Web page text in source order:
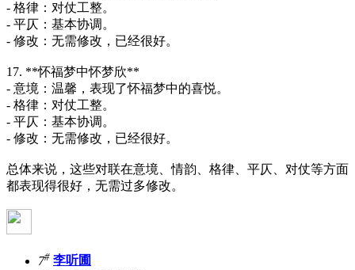
- 格律：对仗工整。
- 平仄：基本协调。
- 修改：无需修改，已经很好。
17. **怀福梦中怀梦欣**
- 意境：温馨，表现了怀福梦中的喜悦。
- 格律：对仗工整。
- 平仄：基本协调。
- 修改：无需修改，已经很好。
总体来说，这些对联在意境、情韵、格律、平仄、对仗等方面
都表现得很好，无需过多修改。
7# 李听圃